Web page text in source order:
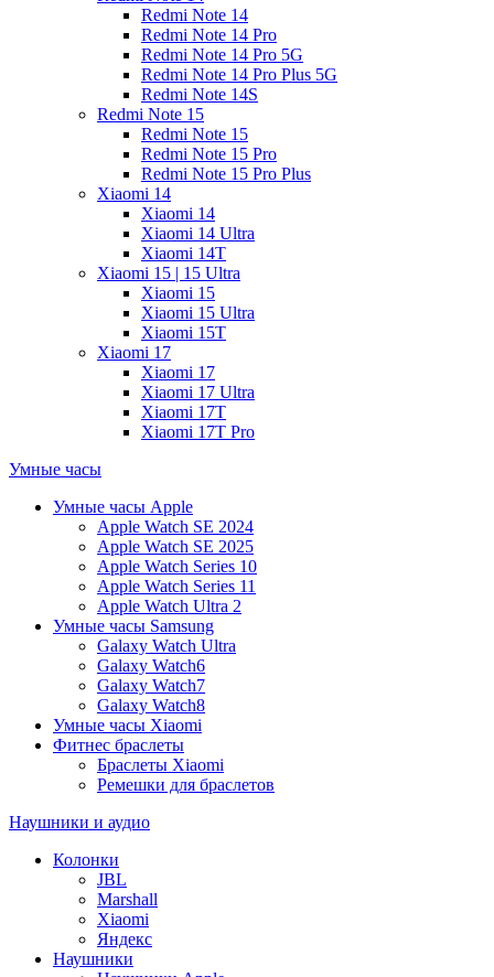
Redmi Note 14
Redmi Note 14 Pro
Redmi Note 14 Pro 5G
Redmi Note 14 Pro Plus 5G
Redmi Note 14S
Redmi Note 15
Redmi Note 15
Redmi Note 15 Pro
Redmi Note 15 Pro Plus
Xiaomi 14
Xiaomi 14
Xiaomi 14 Ultra
Xiaomi 14T
Xiaomi 15 | 15 Ultra
Xiaomi 15
Xiaomi 15 Ultra
Xiaomi 15T
Xiaomi 17
Xiaomi 17
Xiaomi 17 Ultra
Xiaomi 17T
Xiaomi 17T Pro
Умные часы
Умные часы Apple
Apple Watch SE 2024
Apple Watch SE 2025
Apple Watch Series 10
Apple Watch Series 11
Apple Watch Ultra 2
Умные часы Samsung
Galaxy Watch Ultra
Galaxy Watch6
Galaxy Watch7
Galaxy Watch8
Умные часы Xiaomi
Фитнес браслеты
Браслеты Xiaomi
Ремешки для браслетов
Наушники и аудио
Колонки
JBL
Marshall
Xiaomi
Яндекс
Наушники